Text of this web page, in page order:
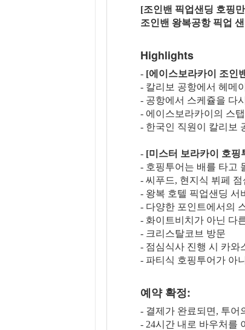
[조인밴 픽업샌딩 호핑
조인밴 왕복공항 픽업
Highlights
- [에이스보라카이 조인
- 칼리보 공항에서 헤메
- 공항에서 스케쥴을 다
- 에이스보라카이의 스
- 한국인 직원이 칼리보
- [미스터 보라카이 호핑
- 호핑투어는 배를 타고
- 씨푸드, 현지식 뷔페
- 왕복 호텔 픽업샌딩 서
- 다양한 포인트에서의
- 화이트비치가 아닌 다
- 크리스탈코브 방문
- 점심식사 진행 시 카와
- 파티식 호핑투어가 아
예약 확정:
- 결제가 완료되면, 투어
- 24시간 내로 바우처를